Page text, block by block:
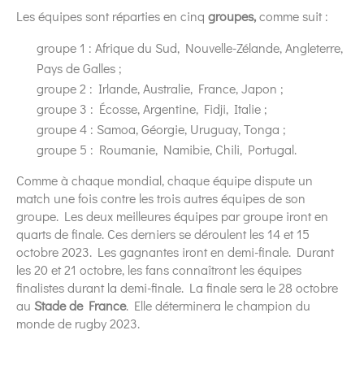
Les équipes sont réparties en cinq groupes,comme suit :
groupe 1 : Afrique du Sud, Nouvelle-Zélande, Angleterre,
Pays de Galles ;
groupe 2 : Irlande, Australie, France, Japon ;
groupe 3 : Écosse, Argentine, Fidji, Italie ;
groupe 4 : Samoa, Géorgie, Uruguay, Tonga ;
groupe 5 : Roumanie, Namibie, Chili, Portugal.
Comme à chaque mondial, chaque équipe dispute un
match une fois contre les trois autres équipes de son
groupe. Les deux meilleures équipes par groupe iront en
quarts de finale. Ces derniers se déroulent les 14 et 15
octobre 2023. Les gagnantes iront en demi-finale. Durant
les 20 et 21 octobre, les fans connaîtront les équipes
finalistes durant la demi-finale. La finale sera le 28 octobre
au Stade de France. Elle déterminera le champion du
monde de rugby 2023.